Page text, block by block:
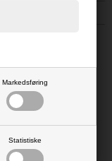
Markedsføring
Statistiske